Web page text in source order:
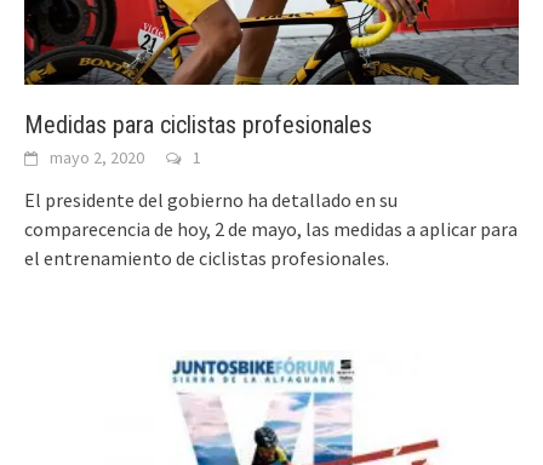
Medidas para ciclistas profesionales
mayo 2, 2020 1
El presidente del gobierno ha detallado en su
comparecencia de hoy, 2 de mayo, las medidas a aplicar para
el entrenamiento de ciclistas profesionales.